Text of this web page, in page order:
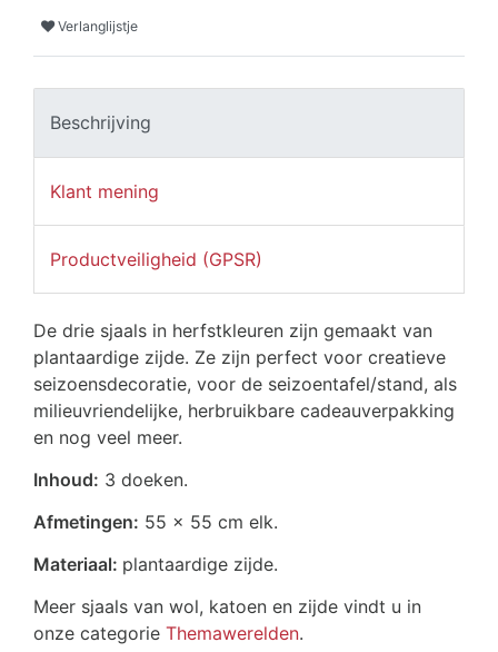
Verlanglijstje
Beschrijving
Klant mening
Productveiligheid (GPSR)
De drie sjaals in herfstkleuren zijn gemaakt van
plantaardige zijde. Ze zijn perfect voor creatieve
seizoensdecoratie, voor de seizoentafel/stand, als
milieuvriendelijke, herbruikbare cadeauverpakking
en nog veel meer.
Inhoud: 3 doeken.
Afmetingen: 55 x 55 cm elk.
Materiaal: plantaardige zijde.
Meer sjaals van wol, katoen en zijde vindt u in
onze categorie Themawerelden.